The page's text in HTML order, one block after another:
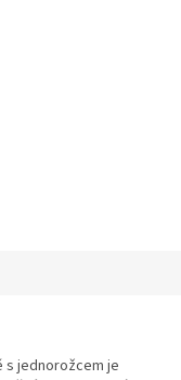
s jednorožcem je